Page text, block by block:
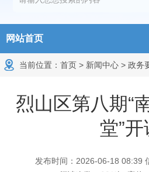
网站首页
当前位置： 首页 > 新闻中心 > 政务
烈山区第八期“
堂”开
发布时间：2026-06-18 08:39